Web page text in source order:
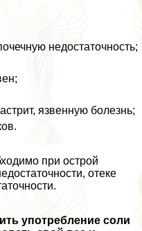
недостаточность;
язвенную болезнь;
при острой
отеке
употрeбление соли